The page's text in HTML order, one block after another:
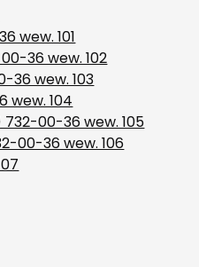
wew. 101
36 wew. 102
36 wew. 103
wew. 104
732-00-36 wew. 105
00-36 wew. 106